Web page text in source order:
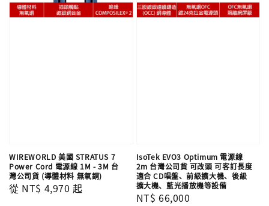
WIREWORLD 美國 STRATUS 7
Power Cord 電源線 1M - 3M 台
灣公司貨 (導體材料 無氧銅)
Regular
從 NT$ 4,970 起
IsoTek EVO3 Optimum 電源線
2m 台灣公司貨 可改頭 可客訂長度
適合 CD唱盤、前級擴大機、後級
擴大機、藍光播放機等設備
Regular
NT$ 66,000